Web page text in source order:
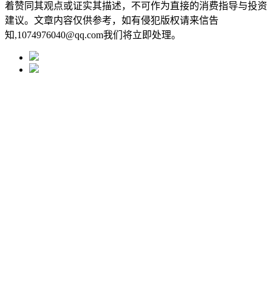
着赞同其观点或证实其描述，不可作为直接的消费指导与投资
建议。文章内容仅供参考，如有侵犯版权请来信告
知,1074976040@qq.com我们将立即处理。